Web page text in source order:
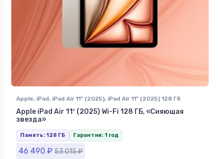
Apple, iPad, iPad Air 11" (2025), iPad Air 11" (2025) 128 Гб
Apple iPad Air 11″ (2025) Wi-Fi 128 ГБ, «Сияющая
звезда»
Память: 128 ГБ Гарантия: 1 год
46 490 ₽ 53 015₽